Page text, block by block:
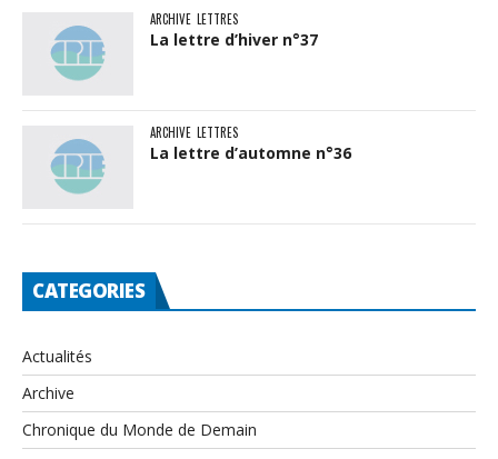
ARCHIVE LETTRES
La lettre d’hiver n°37
ARCHIVE LETTRES
La lettre d’automne n°36
CATEGORIES
Actualités
Archive
Chronique du Monde de Demain